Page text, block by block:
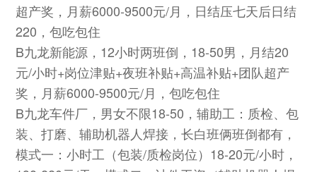
超产奖，月薪6000-9500元/月，日结压七天后日结
220，包吃包住
B九龙新能源，12小时两班倒，18-50男，月结20
元/小时+岗位津贴+夜班补贴+高温补贴+团队超产
奖，月薪6000-9500元/月，包吃包住
B九龙车件厂，男女不限18-50，辅助工：质检、包
装、打磨、辅助机器人焊接，长白班俩班倒都有，
模式一：小时工（包装/质检岗位）18-20元/小时，